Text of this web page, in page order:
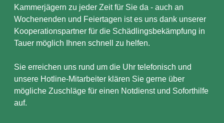
Kammerjägern zu jeder Zeit für Sie da - auch an
Wochenenden und Feiertagen ist es uns dank unserer
Kooperationspartner für die Schädlingsbekämpfung in
Tauer möglich Ihnen schnell zu helfen.
Sie erreichen uns rund um die Uhr telefonisch und
unsere Hotline-Mitarbeiter klären Sie gerne über
mögliche Zuschläge für einen Notdienst und Soforthilfe
auf.